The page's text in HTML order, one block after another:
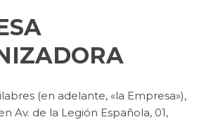
(en adelante, «la Empresa»),
Av. de la Legión Española, 01,